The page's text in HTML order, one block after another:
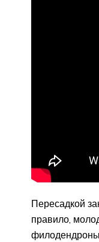
Пересадкой
правило,
филодендроны